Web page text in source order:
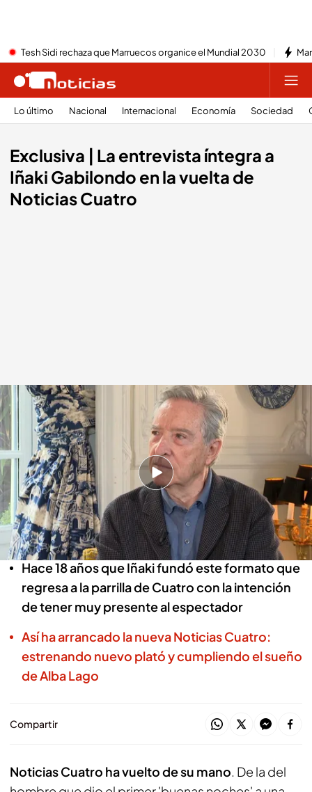
Tesh Sidi rechaza que Marruecos organice el Mundial 2030
Lo último Nacional Internacional Economía Sociedad
Exclusiva | La entrevista íntegra a
Iñaki Gabilondo en la vuelta de
Noticias Cuatro
COMPLETO | Diego Losada entrevista a Iñaki Gabilondo en Noticias
Cuatro
Redacción digital Noticias Cuatro
29 ENE 2024 - 19:59h.
Diego Losada ha entrevistado a Gabilondo con
motivo de su estreno al frente de Noticias
Cuatro
Hace 18 años que Iñaki fundó este formato que
regresa a la parrilla de Cuatro con la intención
de tener muy presente al espectador
Así ha arrancado la nueva Noticias Cuatro:
estrenando nuevo plató y cumpliendo el sueño
de Alba Lago
Compartir
Noticias Cuatro ha vuelto de su mano. De la del